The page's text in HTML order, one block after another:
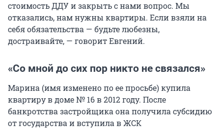
стоимость ДДУ и закрыть с нами вопрос. Мы
отказались, нам нужны квартиры. Если взяли на
себя обязательства — будьте любезны,
достраивайте, — говорит Евгений.
«Со мной до сих пор никто не связался»
Марина (имя изменено по ее просьбе) купила
квартиру в доме № 16 в 2012 году. После
банкротства застройщика она получила субсидию
от государства и вступила в ЖСК